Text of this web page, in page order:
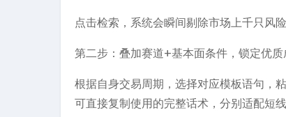
点击检索，系统会瞬间剔除市场上千只风
第二步：叠加赛道+基本面条件，锁定优质
根据自身交易周期，选择对应模板语句，
可直接复制使用的完整话术，分别适配短